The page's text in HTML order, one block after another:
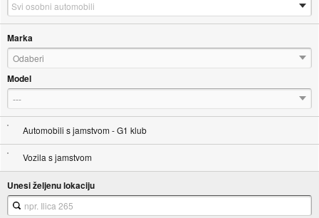
Marka
Odaberi
Model
---
Automobili s jamstvom - G1 klub
Vozila s jamstvom
Unesi željenu lokaciju